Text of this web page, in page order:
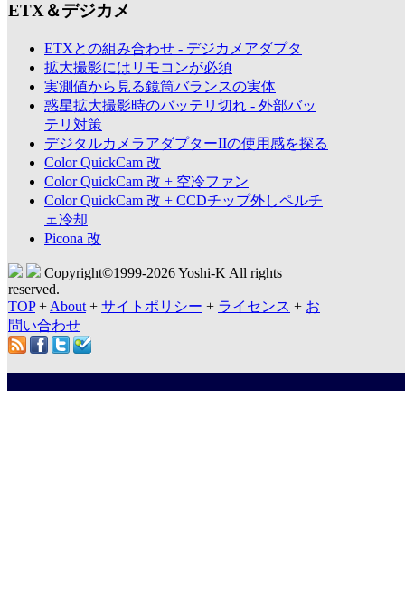
ETX＆デジカメ
ETXとの組み合わせ - デジカメアダプタ
拡大撮影にはリモコンが必須
実測値から見る鏡筒バランスの実体
惑星拡大撮影時のバッテリ切れ - 外部バッ
テリ対策
デジタルカメラアダプターIIの使用感を探る
Color QuickCam 改
Color QuickCam 改 + 空冷ファン
Color QuickCam 改 + CCDチップ外しペルチ
ェ冷却
Picona 改
Copyright©1999-2026 Yoshi-K All rights
reserved.
TOP+ About + サイトポリシー + ライセンス + お
問い合わせ